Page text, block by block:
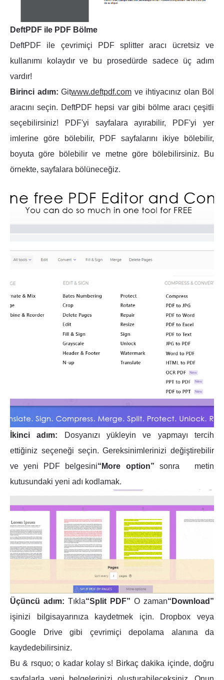
DeftPDF ile PDF Bölme
DeftPDF ile çevrimiçi PDF splitter aracı ücretsiz ve
kullanımı kolaydır ve bu prosedürde sadece üç adım
vardır!
Birinci adım: Gitwww.deftpdf.com ve ihtiyacınız olan Böl
aracını seçin. DeftPDF hepsi var gibi bölme aracı çeşitli
seçebilirsiniz! PDF'yi sayfalara ayırabilir, PDF'yi yer
imlerine göre bölebilir, PDF sayfalarını ikiye bölebilir,
boyuta göre bölebilir ve metne göre bölebilirsiniz. Bu
örnekte, sayfalara bölüneceğiz.
İkinci adım: Dosyanızı yükleyin ve yapmayı tercih
ettiğiniz seçeneği seçin. Gereksinimlerinizi değiştirebilir
ve yeni PDF belgesini“More option” sonra metin
kutusundaki yeni adı kodlamak.
Üçüncü adım: Tıkla“Split PDF” O zaman“Download”
işinizi bilgisayarınıza kaydetmek için. Dropbox veya
Google Drive gibi çevrimiçi depolama alanına da
kaydedebilirsiniz.
Bu & rsquo; o kadar kolay s! Birkaç dakika içinde, doğru